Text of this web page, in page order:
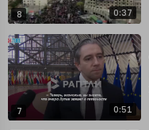
8 0:37
7 0:51